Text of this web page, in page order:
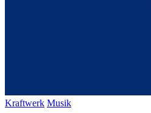
Kraftwerk Musik